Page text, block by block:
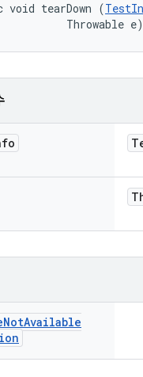
void tearDown (
Throwable e)
NotAvailable